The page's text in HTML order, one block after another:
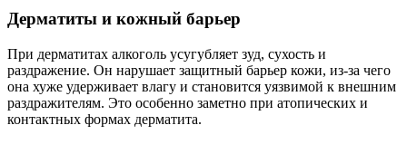
Дерматиты и кожный барьер
При дерматитах алкоголь усугубляет зуд, сухость и
раздражение. Он нарушает защитный барьер кожи, из-за чего
она хуже удерживает влагу и становится уязвимой к внешним
раздражителям. Это особенно заметно при атопических и
контактных формах дерматита.